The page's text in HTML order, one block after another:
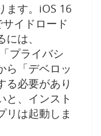
ます。iOS 16
イドロード
は、
プライバシ
ら「デベロッ
る必要があり
と、インスト
リは起動しま